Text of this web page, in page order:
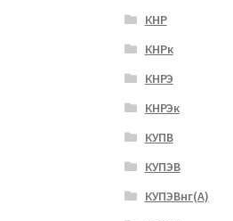
КНР
КНРк
КНРЭ
КНРЭк
КУПВ
КУПЭВ
КУПЭВнг(А)